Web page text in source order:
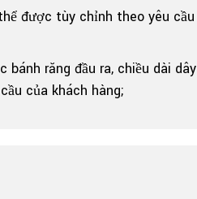
được tùy chỉnh theo yêu cầu
răng đầu ra, chiều dài dây
của khách hàng;